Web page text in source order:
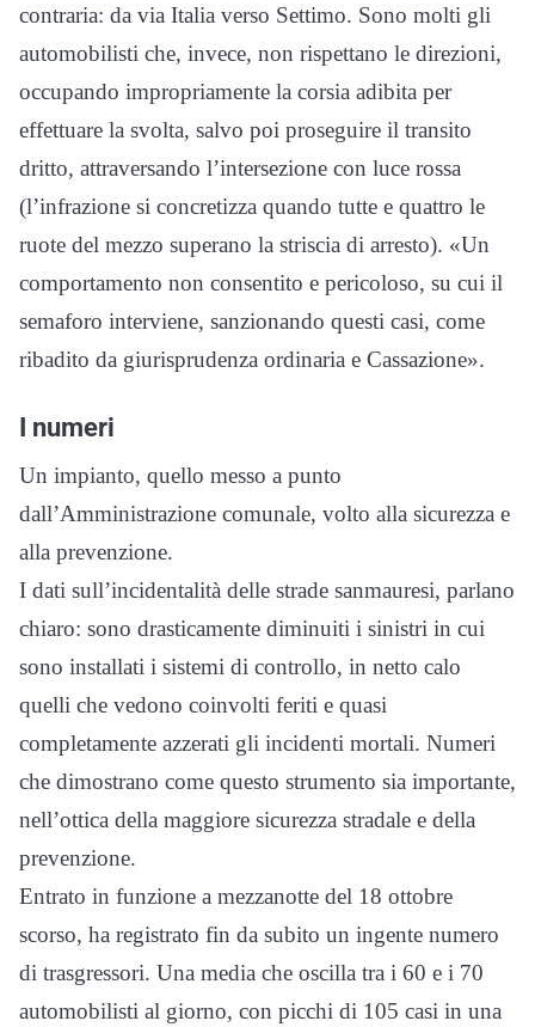
contraria: da via Italia verso Settimo. Sono molti gli
automobilisti che, invece, non rispettano le direzioni,
occupando impropriamente la corsia adibita per
effettuare la svolta, salvo poi proseguire il transito
dritto, attraversando l’intersezione con luce rossa
(l’infrazione si concretizza quando tutte e quattro le
ruote del mezzo superano la striscia di arresto). «Un
comportamento non consentito e pericoloso, su cui il
semaforo interviene, sanzionando questi casi, come
ribadito da giurisprudenza ordinaria e Cassazione».
I numeri
Un impianto, quello messo a punto
dall’Amministrazione comunale, volto alla sicurezza e
alla prevenzione.
I dati sull’incidentalità delle strade sanmauresi, parlano
chiaro: sono drasticamente diminuiti i sinistri in cui
sono installati i sistemi di controllo, in netto calo
quelli che vedono coinvolti feriti e quasi
completamente azzerati gli incidenti mortali. Numeri
che dimostrano come questo strumento sia importante,
nell’ottica della maggiore sicurezza stradale e della
prevenzione.
Entrato in funzione a mezzanotte del 18 ottobre
scorso, ha registrato fin da subito un ingente numero
di trasgressori. Una media che oscilla tra i 60 e i 70
automobilisti al giorno, con picchi di 105 casi in una